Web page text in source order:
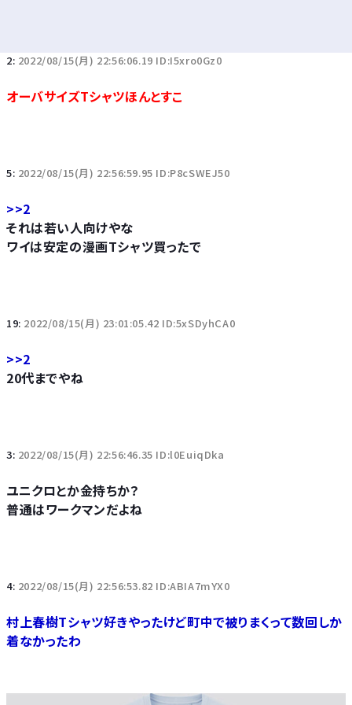
2: 2022/08/15(月) 22:56:06.19 ID:I5xro0Gz0
オーバサイズTシャツほんとすこ
5: 2022/08/15(月) 22:56:59.95 ID:P8cSWEJ50
>>2
それは若い人向けやな
ワイは安定の漫画Tシャツ買ったで
19: 2022/08/15(月) 23:01:05.42 ID:5xSDyhCA0
>>2
20代までやね
3: 2022/08/15(月) 22:56:46.35 ID:l0EuiqDka
ユニクロとか金持ちか？
普通はワークマンだよね
4: 2022/08/15(月) 22:56:53.82 ID:ABIA7mYX0
村上春樹Tシャツ好きやったけど町中で被りまくって数回しか
着なかったわ